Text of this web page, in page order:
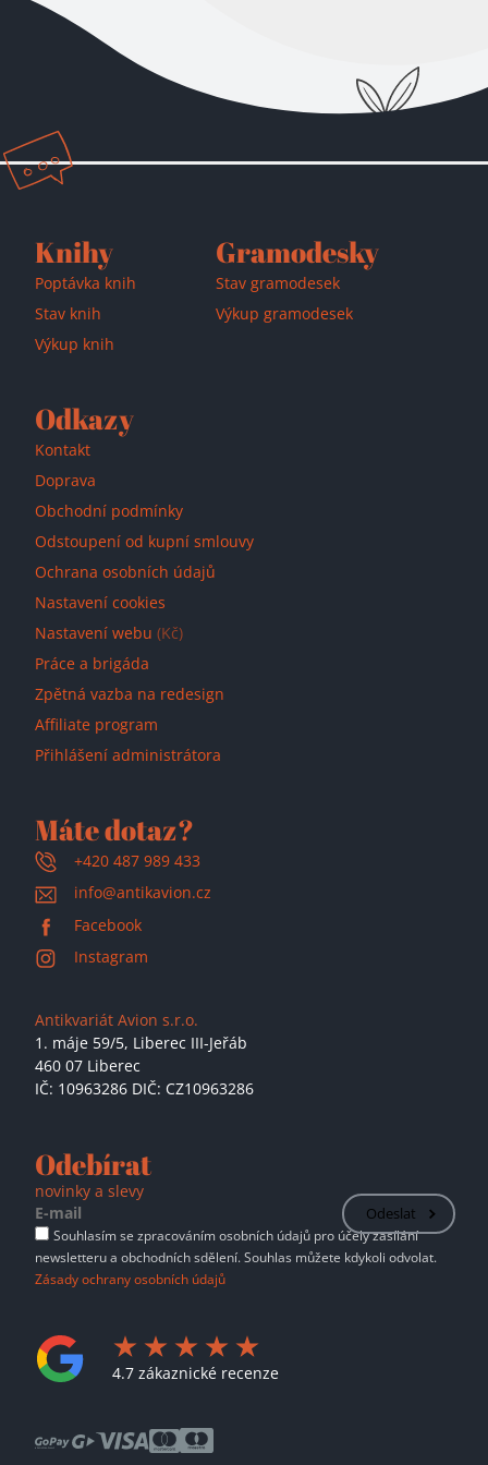
Přidáno do košíku!
Knihy
Poptávka knih
Stav knih
Výkup knih
Gramodesky
Stav gramodesek
Výkup gramodesek
Odkazy
Kontakt
Doprava
Obchodní podmínky
Odstoupení od kupní smlouvy
Ochrana osobních údajů
Nastavení cookies
Nastavení webu (Kč)
Práce a brigáda
Zpětná vazba na redesign
Affiliate program
Přihlášení administrátora
Máte dotaz?
+420 487 989 433
info@antikavion.cz
Facebook
Instagram
Antikvariát Avion s.r.o.
1. máje 59/5, Liberec III-Jeřáb
460 07 Liberec
IČ: 10963286 DIČ: CZ10963286
Odebírat
novinky a slevy
Odeslat
Souhlasím se zpracováním osobních údajů pro účely zasílání
newsletteru a obchodních sdělení. Souhlas můžete kdykoli odvolat.
Zásady ochrany osobních údajů
4.7 zákaznické recenze